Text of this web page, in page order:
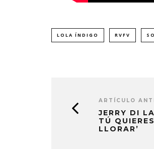
LOLA ÍNDIGO RVFV
ARTÍCULO
JERRY DI
TÚ
LLORAR’